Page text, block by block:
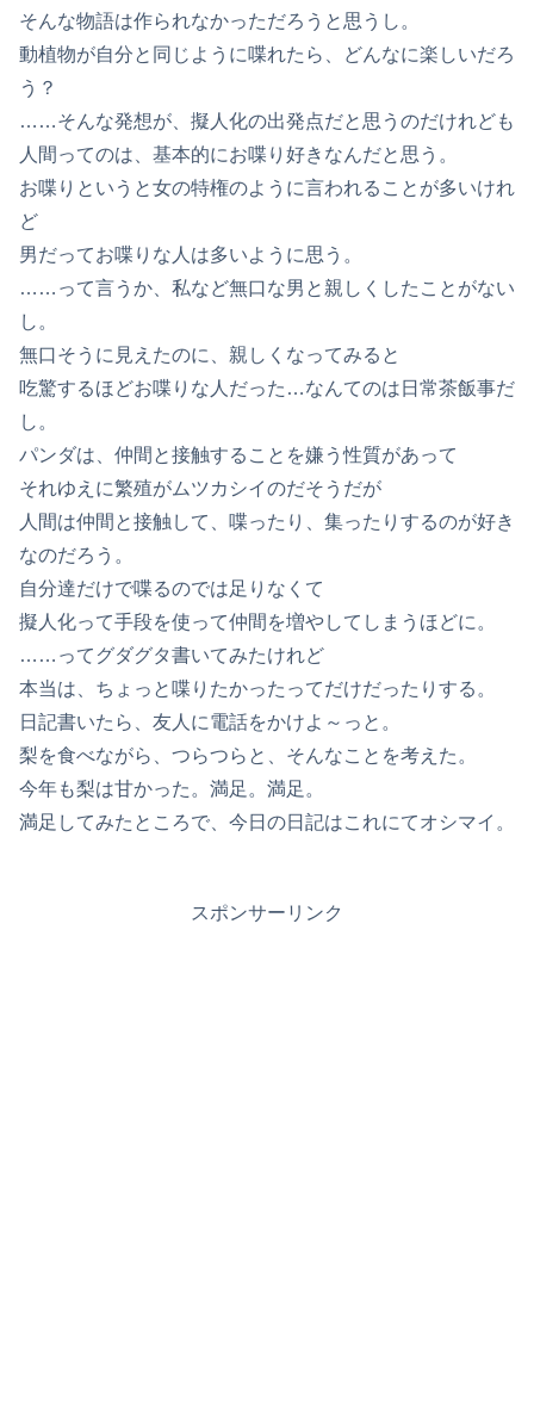
そんな物語は作られなかっただろうと思うし。
動植物が自分と同じように喋れたら、どんなに楽しいだろ
う？
……そんな発想が、擬人化の出発点だと思うのだけれども
人間ってのは、基本的にお喋り好きなんだと思う。
お喋りというと女の特権のように言われることが多いけれ
ど
男だってお喋りな人は多いように思う。
……って言うか、私など無口な男と親しくしたことがない
し。
無口そうに見えたのに、親しくなってみると
吃驚するほどお喋りな人だった…なんてのは日常茶飯事だ
し。
パンダは、仲間と接触することを嫌う性質があって
それゆえに繁殖がムツカシイのだそうだが
人間は仲間と接触して、喋ったり、集ったりするのが好き
なのだろう。
自分達だけで喋るのでは足りなくて
擬人化って手段を使って仲間を増やしてしまうほどに。
……ってグダグタ書いてみたけれど
本当は、ちょっと喋りたかったってだけだったりする。
日記書いたら、友人に電話をかけよ～っと。
梨を食べながら、つらつらと、そんなことを考えた。
今年も梨は甘かった。満足。満足。
満足してみたところで、今日の日記はこれにてオシマイ。
スポンサーリンク